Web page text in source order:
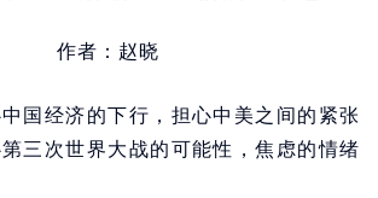
作者：赵晓
国经济的下行，担心中美之间的紧张
三次世界大战的可能性，焦虑的情绪